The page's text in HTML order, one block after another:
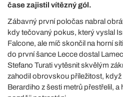
čase zajistil vítězný gól.
Zábavný první poločas nabral
kdy tečovaný pokus, který vyslal
Falcone, ale míč skončil na horní
do první šance Lecce dostal
Stefano Turati vytěsnit skvělým
zahodil obrovskou příležitost,
Berardiho z šesti metrů přestřelil, a